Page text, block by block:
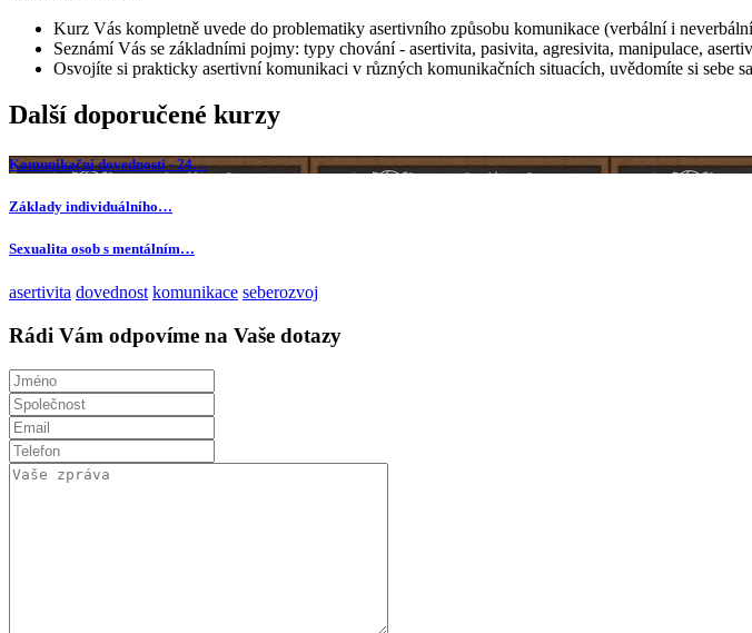
Kurz Vás kompletně uvede do problematiky asertivního způsobu komunikace (verbální i
Seznámí Vás se základními pojmy: typy chování - asertivita, pasivita, agresivita, manipulace,
Osvojíte si prakticky asertivní komunikaci v různých komunikačních situacích, uvědomíte si sebe
Další doporučené kurzy
Komunikační dovednosti - 24…
Základy individuálního…
Sexualita osob s mentálním…
asertivita dovednost komunikace seberozvoj
Rádi Vám odpovíme na Vaše dotazy